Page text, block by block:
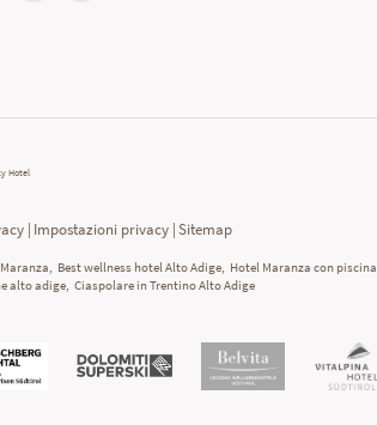
Hotel
| Impostazioni privacy |Sitemap
Best wellness hotel Alto Adige, Hotel Maranza con piscina
alto adige, Ciaspolare in Trentino Alto Adige